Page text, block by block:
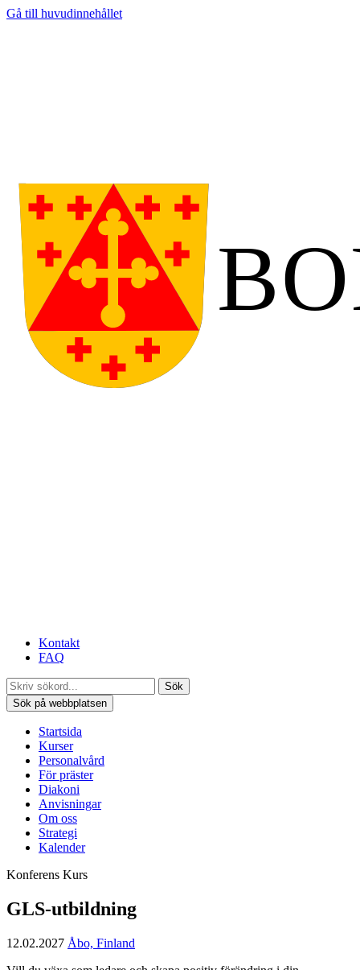
Gå till huvudinnehållet
Kontakt
FAQ
Sök
Sök på webbplatsen
Startsida
Kurser
Personalvård
För präster
Diakoni
Anvisningar
Om oss
Strategi
Kalender
Konferens Kurs
GLS-utbildning
12.02.2027 Åbo, Finland